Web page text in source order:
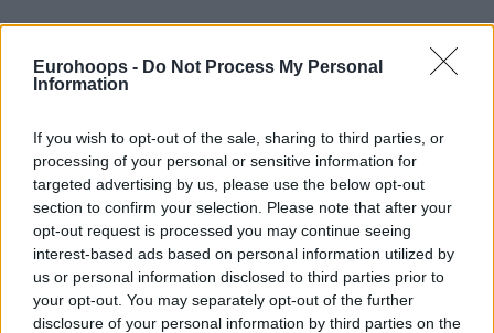
Eurohoops - Do Not Process My Personal
Information
If you wish to opt-out of the sale, sharing to third parties, or
processing of your personal or sensitive information for
targeted advertising by us, please use the below opt-out
section to confirm your selection. Please note that after your
opt-out request is processed you may continue seeing
interest-based ads based on personal information utilized by
us or personal information disclosed to third parties prior to
your opt-out. You may separately opt-out of the further
disclosure of your personal information by third parties on the